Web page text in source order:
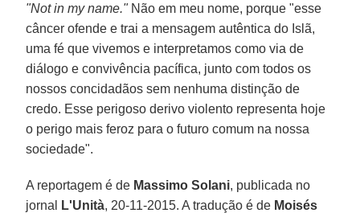
"Not in my name."Não em meu nome, porque "esse
câncer ofende e trai a mensagem autêntica do Islã,
uma fé que vivemos e interpretamos como via de
diálogo e convivência pacífica, junto com todos os
nossos concidadãos sem nenhuma distinção de
credo. Esse perigoso derivo violento representa hoje
o perigo mais feroz para o futuro comum na nossa
sociedade".
A reportagem é de Massimo Solani, publicada no
jornal
L'Unità, 20-11-2015. A tradução é de Moisés